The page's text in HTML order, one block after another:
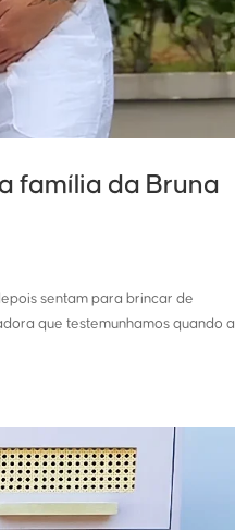
família da Bruna
sentam para brincar de
que testemunhamos quando a